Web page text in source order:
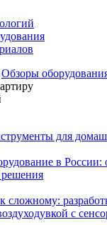
Обзоры
для
в России:
сложному:
с